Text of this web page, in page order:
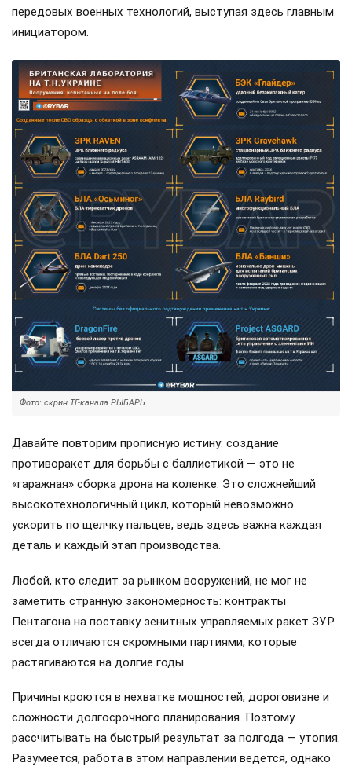
передовых военных технологий, выступая здесь главным
инициатором.
Фото: скрин ТГ-канала РЫБАРЬ
Давайте повторим прописную истину: создание
противоракет для борьбы с баллистикой — это не
«гаражная» сборка дрона на коленке. Это сложнейший
высокотехнологичный цикл, который невозможно
ускорить по щелчку пальцев, ведь здесь важна каждая
деталь и каждый этап производства.
Любой, кто следит за рынком вооружений, не мог не
заметить странную закономерность: контракты
Пентагона на поставку зенитных управляемых ракет ЗУР
всегда отличаются скромными партиями, которые
растягиваются на долгие годы.
Причины кроются в нехватке мощностей, дороговизне и
сложности долгосрочного планирования. Поэтому
рассчитывать на быстрый результат за полгода — утопия.
Разумеется, работа в этом направлении ведется, однако